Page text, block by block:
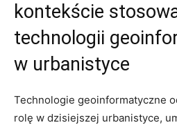
kontekście
technologii
w urbanistyce
Technologie geoinformatyczne
rolę w dzisiejszej ​urbanistyce,